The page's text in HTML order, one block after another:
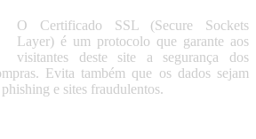
O Certificado SSL (Secure Sockets
Layer) é um protocolo que garante aos
visitantes deste site a segurança dos
Evita também que os dados sejam
e sites fraudulentos.